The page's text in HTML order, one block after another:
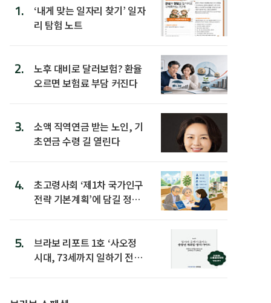
1.
‘내게 맞는 일자리 찾기’ 일자
리 탐험 노트
2.
노후 대비로 달러보험? 환율
오르면 보험료 부담 커진다
3.
소액 직역연금 받는 노인, 기
초연금 수령 길 열린다
4.
초고령사회 ‘제1차 국가인구
전략 기본계획’에 담길 정책
5.
브라보 리포트 1호 ‘사오정
시대, 73세까지 일하기 전략’